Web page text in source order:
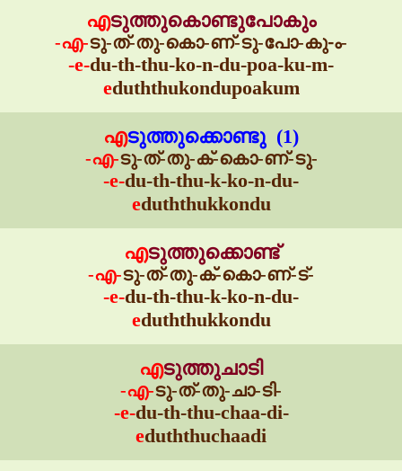
എടുത്തുകൊണ്ടുപോകും
-എ-ടു-ത്-തു-കൊ-ണ്-ടു-പോ-കു-ം-
-e-du-th-thu-ko-n-du-poa-ku-m-
eduththukondupoakum
എടുത്തുക്കൊണ്ടു (1)
-എ-ടു-ത്-തു-ക്-കൊ-ണ്-ടു-
-e-du-th-thu-k-ko-n-du-
eduththukkondu
എടുത്തുക്കൊണ്ട്
-എ-ടു-ത്-തു-ക്-കൊ-ണ്-ട്-
-e-du-th-thu-k-ko-n-du-
eduththukkondu
എടുത്തുചാടി
-എ-ടു-ത്-തു-ചാ-ടി-
-e-du-th-thu-chaa-di-
eduththuchaadi